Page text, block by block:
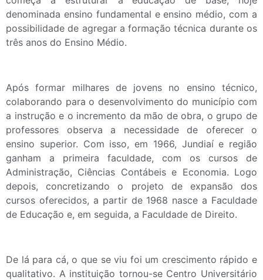
denominada ensino fundamental e ensino médio, com a
possibilidade de agregar a formação técnica durante os
três anos do Ensino Médio.
Após formar milhares de jovens no ensino técnico,
colaborando para o desenvolvimento do município com
a instrução e o incremento da mão de obra, o grupo de
professores observa a necessidade de oferecer o
ensino superior. Com isso, em 1966, Jundiaí e região
ganham a primeira faculdade, com os cursos de
Administração, Ciências Contábeis e Economia. Logo
depois, concretizando o projeto de expansão dos
cursos oferecidos, a partir de 1968 nasce a Faculdade
de Educação e, em seguida, a Faculdade de Direito.
De lá para cá, o que se viu foi um crescimento rápido e
qualitativo. A instituição tornou-se Centro Universitário